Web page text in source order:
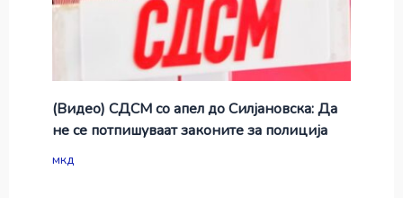
(Видео) СДСМ со апел до Силјановска: Да
не се потпишуваат законите за полиција
мкд